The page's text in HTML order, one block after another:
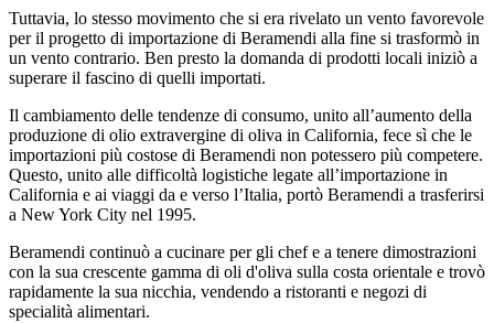
Tuttavia, lo stesso movimento che si era rivelato un vento favorevole
per il progetto di importazione di Beramendi alla fine si trasformò in
un vento contrario. Ben presto la domanda di prodotti locali iniziò a
superare il fascino di quelli importati.
Il cambiamento delle tendenze di consumo, unito all’aumento della
produzione di olio extravergine di oliva in California, fece sì che le
importazioni più costose di Beramendi non potessero più competere.
Questo, unito alle difficoltà logistiche legate all’importazione in
California e ai viaggi da e verso l’Italia, portò Beramendi a trasferirsi
a New York City nel 1995.
Beramendi continuò a cucinare per gli chef e a tenere dimostrazioni
con la sua crescente gamma di oli d'oliva sulla costa orientale e trovò
rapidamente la sua nicchia, vendendo a ristoranti e negozi di
specialità alimentari.